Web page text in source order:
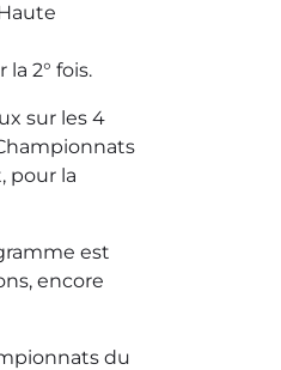
2° fois.
sur les 4
pour la
est
encore
du